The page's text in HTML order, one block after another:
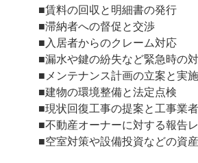
■賃料の回収と明細書の発行
■滞納者への督促と交渉
■入居者からのクレーム対応
■漏水や鍵の紛失など緊急時の
■メンテナンス計画の立案と実施
■建物の環境整備と法定点検
■現状回復工事の提案と工事業
■不動産オーナーに対する報告
■空室対策や設備投資などの資